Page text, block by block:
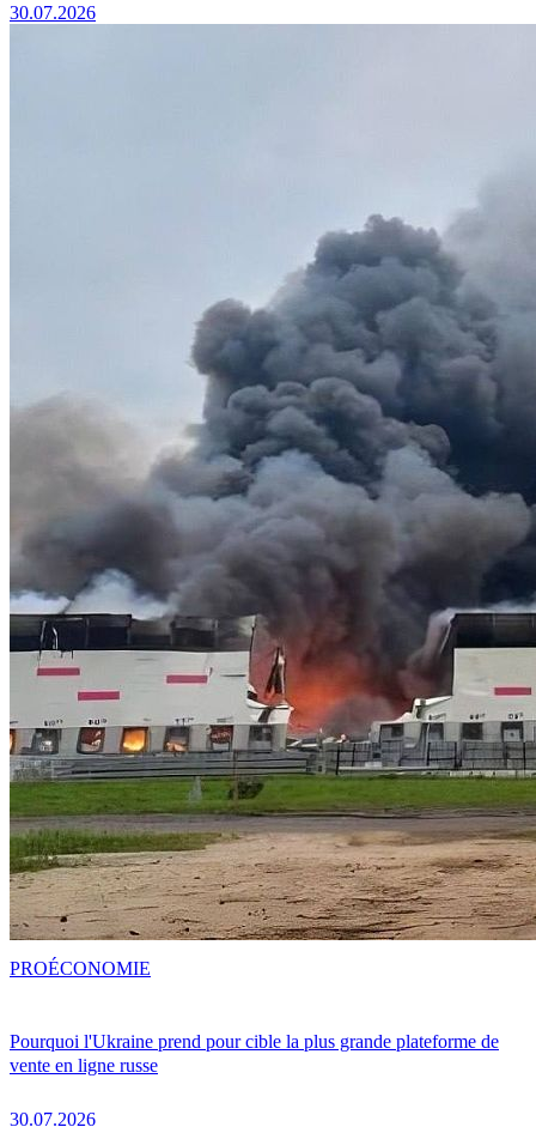
30.07.2026
Pourquoi l'Ukraine prend pour cible la plus grande plateforme de
vente en ligne russe
30.07.2026
PROÉCONOMIE